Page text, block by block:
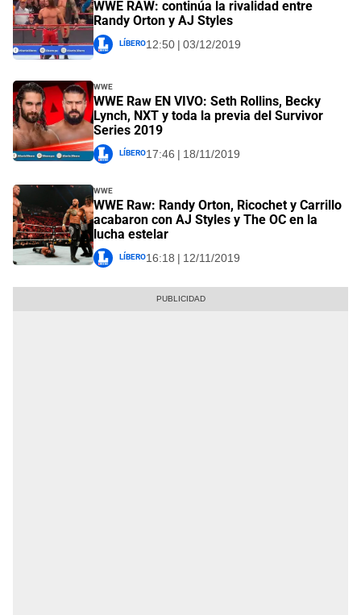
WWE RAW: continúa la rivalidad entre
Randy Orton y AJ Styles
Líbero12:50 | 03/12/2019
WWE
WWE Raw EN VIVO: Seth Rollins, Becky
Lynch, NXT y toda la previa del Survivor
Series 2019
Líbero17:46 | 18/11/2019
WWE
WWE Raw: Randy Orton, Ricochet y Carrillo
acabaron con AJ Styles y The OC en la
lucha estelar
Líbero16:18 | 12/11/2019